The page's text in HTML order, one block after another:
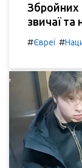
Збройних
звичаї
#Євреї #